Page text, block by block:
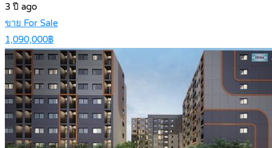
3 ปี ago
ขาย For Sale
1,090,000฿